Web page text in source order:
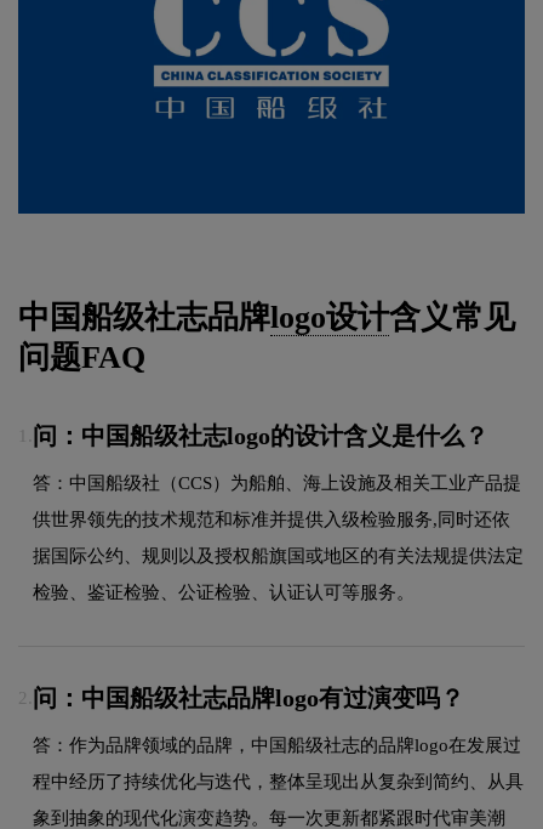
中国船级社志品牌logo设计含义常见
问题FAQ
问：中国船级社志logo的设计含义是什么？
答：中国船级社（CCS）为船舶、海上设施及相关工业产品提
供世界领先的技术规范和标准并提供入级检验服务,同时还依
据国际公约、规则以及授权船旗国或地区的有关法规提供法定
检验、鉴证检验、公证检验、认证认可等服务。
2. 问：中国船级社志品牌logo有过演变吗？
答：作为品牌领域的品牌，中国船级社志的品牌logo在发展过
程中经历了持续优化与迭代，整体呈现出从复杂到简约、从具
象到抽象的现代化演变趋势。每一次更新都紧跟时代审美潮